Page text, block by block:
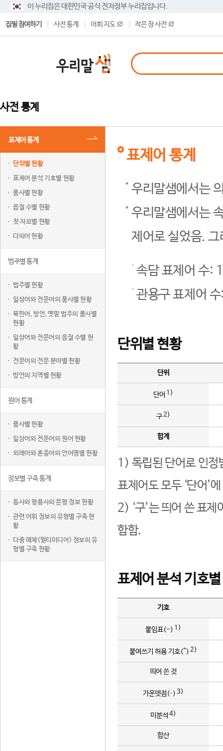
이 누리집은 대한민국 공식 전자정부 누리집입니다.
집필 참여하기 사전 통계 어휘 지도 작은 창 사전
사전 통계
표제어 통계
단위별 현황
표제어 분석 기호별 현황
품사별 현황
음절 수별 현황
첫 자모별 현황
다의어 현황
범주별 통계
범주별 현황
일상어와 전문어의 품사별 현황
북한어, 방언, 옛말 범주의 품사별
현황
일상어와 전문어의 음절 수별 현
황
전문어의 전문 분야별 현황
방언의 지역별 현황
원어 통계
품사별 현황
일상어와 전문어의 원어 현황
외래어와 혼종어의 언어명별 현황
정보별 구축 통계
동사와 형용사의 문형 정보 현황
관련 어휘 정보의 유형별 구축 현
황
다중 매체(멀티미디어) 정보의 유
형별 구축 현황
표제어 통계
우리말샘에서는
우리말샘에서는
제어로 실었음.
속담 표제어 수:
관용구 표제어
단위별 현황
단위
단어 1)
구2)
합계
1) 독립된 단어로 인정
표제어도 모두 ‘단어’
2) ‘구’는 띄어 쓴 표
함함.
표제어 분석 기호
기호
붙임표(-) 1)
붙여쓰기 허용 기호(^) 2)
띄어 쓴 것
가운뎃점(·) 3)
미분석 4)
합산